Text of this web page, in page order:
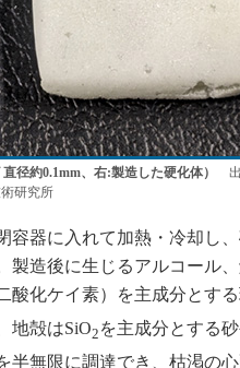
径約0.1mm、右:製造した硬化体）
出
研究所
器に入れて加熱・冷却し
製造後に生じるアルコール
酸化ケイ素）を主成分とす
地殻はSiO2 を主成分とする
無限に調達でき、枯渇の